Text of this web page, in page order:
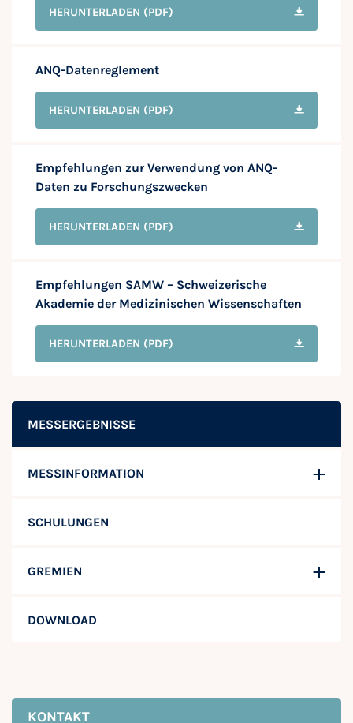
MESSERGEBNISSE
MESSINFORMATION
SCHULUNGEN
GREMIEN
DOWNLOAD
KONTAKT
HERUNTERLADEN (PDF)
ANQ-Datenreglement
HERUNTERLADEN (PDF)
Empfehlungen zur Verwendung von ANQ-
Daten zu Forschungszwecken
HERUNTERLADEN (PDF)
Empfehlungen SAMW – Schweizerische
Akademie der Medizinischen Wissenschaften
HERUNTERLADEN (PDF)